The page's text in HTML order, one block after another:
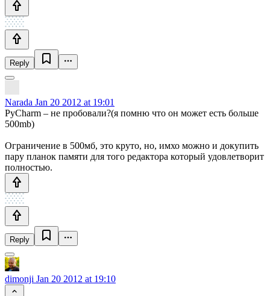
Reply
Narada Jan 20 2012 at 19:01
PyCharm – не пробовали?(я помню что он может есть больше
500mb)
Ограничение в 500мб, это круто, но, имхо можно и докупить
пару планок памяти для того редактора который удовлетворит
полностью.
Reply
dimonji Jan 20 2012 at 19:10